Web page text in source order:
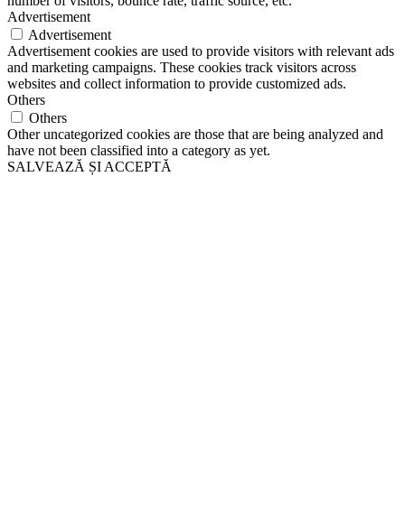
Advertisement
Advertisement
Advertisement cookies are used to provide visitors with relevant ads
and marketing campaigns. These cookies track visitors across
websites and collect information to provide customized ads.
Others
Others
Other uncategorized cookies are those that are being analyzed and
have not been classified into a category as yet.
SALVEAZĂ ȘI ACCEPTĂ